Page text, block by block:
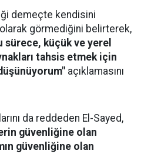
demeçte kendisini
görmediğini belirterek,
küçük ve yerel
tahsis etmek için
açıklamasını
da reddeden El-Sayed,
güvenliğine olan
güvenliğine olan